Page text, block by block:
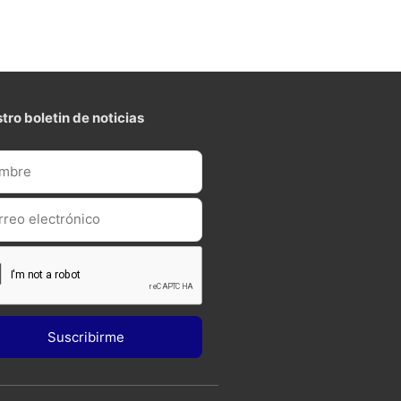
boletin de noticias